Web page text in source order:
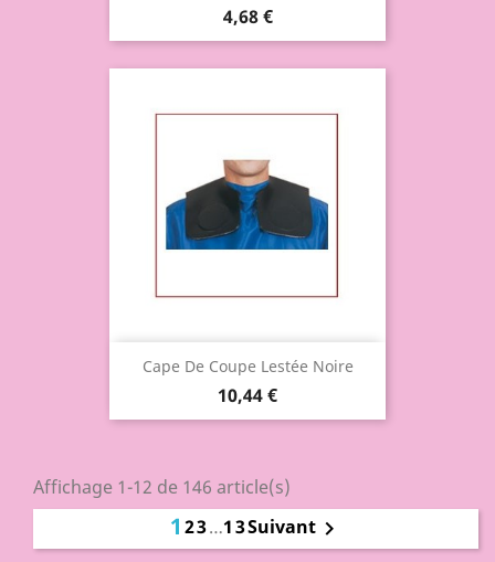
4,68 €
Cape De Coupe Lestée Noire
10,44 €
Affichage 1-12 de 146 article(s)
1 23…13Suivant